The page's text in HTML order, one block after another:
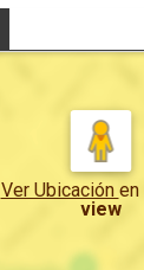
Ver Ubicación en
view